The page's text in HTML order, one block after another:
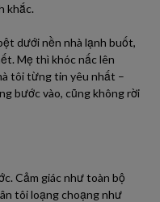
khắc.
dưới nền nhà lạnh buốt,
Mẹ thì khóc nấc lên
tôi từng tin yêu nhất –
bước vào, cũng không rời
Cảm giác như toàn bộ
tôi loạng choạng như